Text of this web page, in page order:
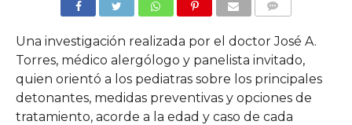
Una investigación realizada por el doctor José A.
Torres, médico alergólogo y panelista invitado,
quien orientó a los pediatras sobre los principales
detonantes, medidas preventivas y opciones de
tratamiento, acorde a la edad y caso de cada